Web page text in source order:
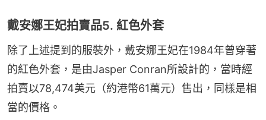
戴安娜王妃拍賣品5. 紅色外套
除了上述提到的服裝外，戴安娜王妃在1984年曾穿著
的紅色外套，是由Jasper Conran所設計的，當時經
拍賣以78,474美元（約港幣61萬元）售出，同樣是相
當的價格。